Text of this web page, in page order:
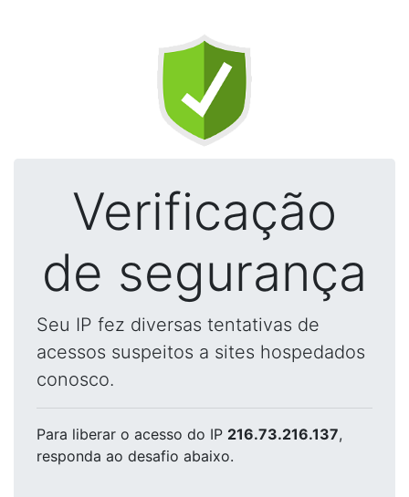
Verificação
de segurança
Seu IP fez diversas tentativas de
acessos suspeitos a sites hospedados
conosco.
Para liberar o acesso do IP 216.73.216.137,
responda ao desafio abaixo.